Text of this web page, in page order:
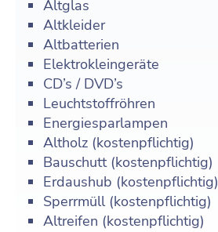
Altglas
Altkleider
Altbatterien
Elektrokleingeräte
CD’s / DVD’s
Leuchtstoffröhren
Energiesparlampen
Altholz (kostenpflichtig)
Bauschutt (kostenpflichtig)
Erdaushub (kostenpflichtig)
Sperrmüll (kostenpflichtig)
Altreifen (kostenpflichtig)